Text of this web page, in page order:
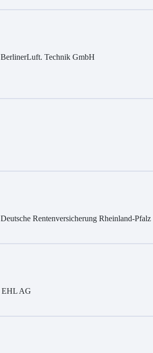
BerlinerLuft. Technik GmbH
Deutsche Rentenversicherung Rheinland-Pfalz
EHL AG